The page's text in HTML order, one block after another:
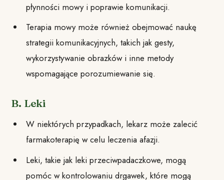
płynności mowy i poprawie komunikacji.
Terapia mowy może również obejmować naukę
strategii komunikacyjnych, takich jak gesty,
wykorzystywanie obrazków i inne metody
wspomagające porozumiewanie się.
B. Leki
W niektórych przypadkach, lekarz może zalecić
farmakoterapię w celu leczenia afazji.
Leki, takie jak leki przeciwpadaczkowe, mogą
pomóc w kontrolowaniu drgawek, które mogą